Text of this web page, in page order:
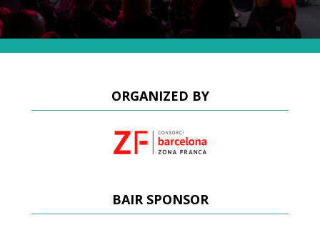
ORGANIZED BY
BAIR SPONSOR